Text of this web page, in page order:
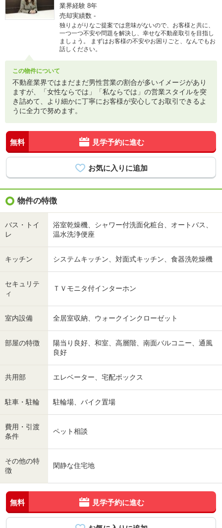
業界経験 8年
売却実績数 -
独りよがりなご提案では意味がないので、お客様と共に、
一つ一つ不安や問題を解決し、幸せな不動産取引を目指し
ましょう。 まずはお客様の不安やお困りごと、なんでもお
話しください。
この物件について
不動産業界ではまだまだ男性営業の割合が多いイメージがあり
ますが、「女性ならでは」「私ならでは」の営業スタイルを突
き詰めて、より細かに丁寧にお客様が安心してお取引できるよ
うに全力で努めます。
無料 見学予約に進む
物件の特徴
バス・トイ
レ
浴室乾燥機、シャワー付洗面化粧台、オートバス、
温水洗浄便座
キッチン システムキッチン、対面式キッチン、食器洗乾燥機
セキュリテ
ィ
ＴＶモニタ付インターホン
室内設備 全居室収納、ウォークインクローゼット
部屋の特徴
陽当り良好、和室、高層階、南面バルコニー、通風
良好
共用部 エレベーター、宅配ボックス
駐車・駐輪 駐輪場、バイク置場
費用・引渡
条件
ペット相談
その他の特
徴
閑静な住宅地
無料 見学予約に進む